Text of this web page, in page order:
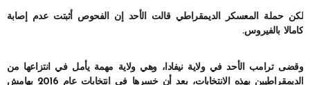
لكن حملة المعسكر الديمقراطي قالت الأحد إن الفحوص أثبتت عدم إصابة
كامالا بالفيروس.
وقضى ترامب الأحد في ولاية نيفادا، وهي ولاية مهمة يأمل في انتزاعها من
الديمقراطيين بهذه الانتخابات، بعد أن خسرها في انتخابات عام 2016 بهامش